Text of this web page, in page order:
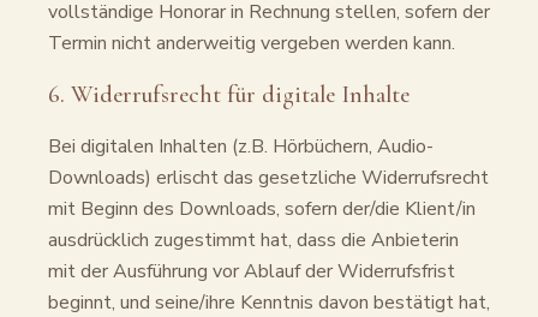
vollständige Honorar in Rechnung stellen, sofern der
Termin nicht anderweitig vergeben werden kann.
6. Widerrufsrecht für digitale Inhalte
Bei digitalen Inhalten (z.B. Hörbüchern, Audio-
Downloads) erlischt das gesetzliche Widerrufsrecht
mit Beginn des Downloads, sofern der/die Klient/in
ausdrücklich zugestimmt hat, dass die Anbieterin
mit der Ausführung vor Ablauf der Widerrufsfrist
beginnt, und seine/ihre Kenntnis davon bestätigt hat,